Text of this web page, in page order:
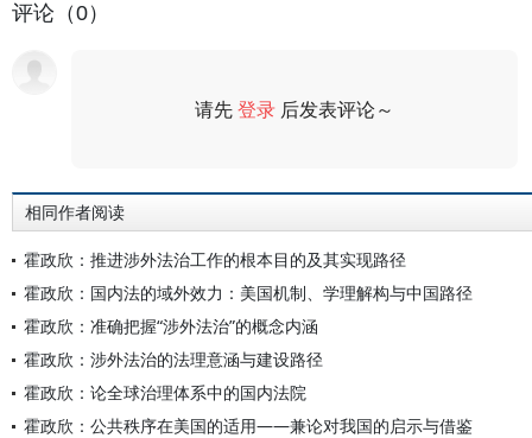
评论（0）
请先登录 后发表评论～
相同作者阅读
霍政欣：推进涉外法治工作的根本目的及其实现路径
霍政欣：国内法的域外效力：美国机制、学理解构与中国路径
霍政欣：准确把握“涉外法治”的概念内涵
霍政欣：涉外法治的法理意涵与建设路径
霍政欣：论全球治理体系中的国内法院
霍政欣：公共秩序在美国的适用——兼论对我国的启示与借鉴